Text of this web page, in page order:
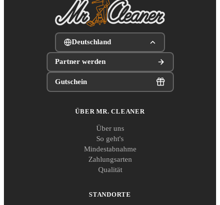
Deutschland
Partner werden
Gutschein
ÜBER MR. CLEANER
Über uns
So geht's
Mindestabnahme
Zahlungsarten
Qualität
STANDORTE